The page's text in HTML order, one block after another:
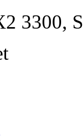
3300,